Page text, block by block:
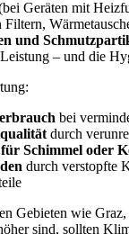
Geräten mit
und
– und die
bei
durch
Schimmel oder
durch verstopfte
Gebieten wie
sind, sollten